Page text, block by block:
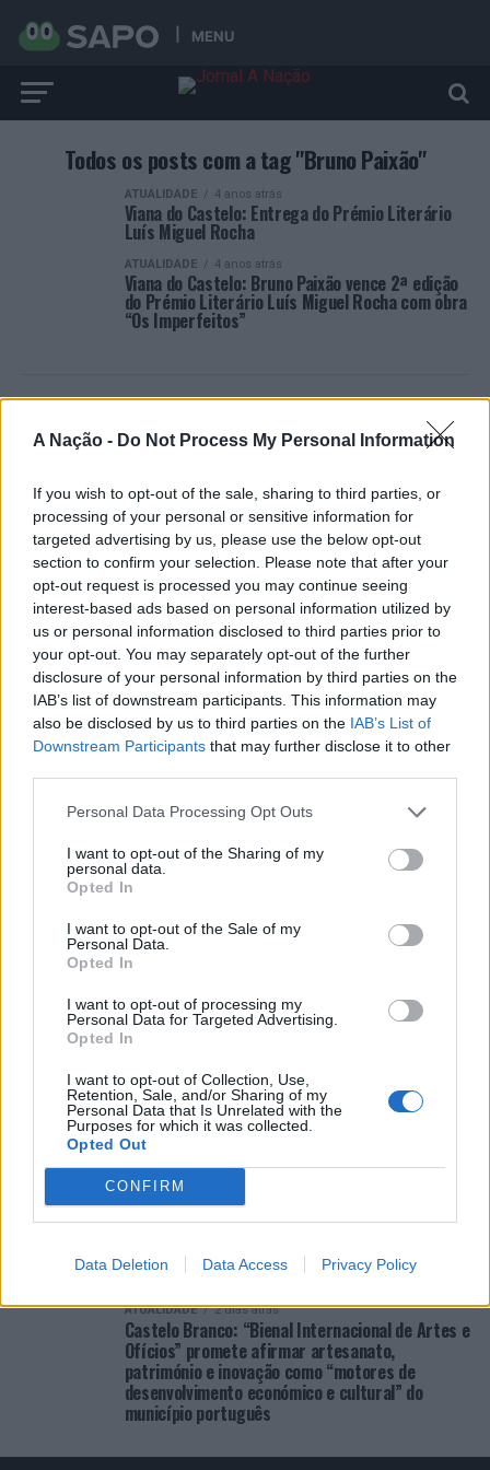
A Nação - Do Not Process My Personal Information
If you wish to opt-out of the sale, sharing to third parties, or
processing of your personal or sensitive information for
targeted advertising by us, please use the below opt-out
section to confirm your selection. Please note that after your
opt-out request is processed you may continue seeing
interest-based ads based on personal information utilized by
us or personal information disclosed to third parties prior to
your opt-out. You may separately opt-out of the further
disclosure of your personal information by third parties on the
IAB’s list of downstream participants. This information may
also be disclosed by us to third parties on the IAB’s List of
Downstream Participants that may further disclose it to other
Personal Data Processing Opt Outs
I want to opt-out of the Sharing of my
personal data.
Opted In
I want to opt-out of the Sale of my
Personal Data.
Opted In
I want to opt-out of processing my
Personal Data for Targeted Advertising.
Opted In
I want to opt-out of Collection, Use,
Retention, Sale, and/or Sharing of my
Personal Data that Is Unrelated with the
Purposes for which it was collected.
Opted Out
CONFIRM
Data Deletion Data Access Privacy Policy
MENU
Todos os posts com a tag "Bruno Paixão"
ATUALIDADE 4 anos atrás
Viana do Castelo: Entrega do Prémio Literário
Luís Miguel Rocha
ATUALIDADE 4 anos atrás
Viana do Castelo: Bruno Paixão vence 2ª edição
do Prémio Literário Luís Miguel Rocha com obra
“Os Imperfeitos”
Cultura digital pode “comprometer” a criatividade antes
de “provocar” mudanças genéticas, diz neurocientista
“Millennium Estoril Open 2026” regressou ao circuito ATP
com vitória do francês Luca Van Assche
Castelo Branco: “Bienal Internacional de Artes e Ofícios”
promete afirmar artesanato, património e inovação como
“motores de desenvolvimento económico e cultural” do
município português
valorização imobiliária como motores do crescimento da
Rio de Janeiro: Governo do Estado propõe parceria com a
exterior”
COMENTÁRIOS RECENTES
ÚLTIMAS DESTAQUE
ATUALIDADE 12 horas atrás
Cultura digital pode “comprometer” a
criatividade antes de “provocar” mudanças
genéticas, diz neurocientista
circuito ATP com vitória do francês Luca Van
Assche
ATUALIDADE 2 dias atrás
Castelo Branco: “Bienal Internacional de Artes e
Ofícios” promete afirmar artesanato,
património e inovação como “motores de
desenvolvimento económico e cultural” do
município português